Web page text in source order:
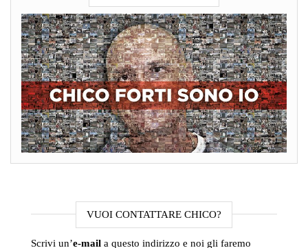
VUOI CONTATTARE CHICO?
Scrivi un’e-mail a questo indirizzo e noi gli faremo